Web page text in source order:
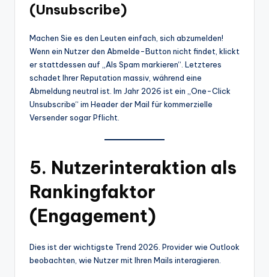
(Unsubscribe)
Machen Sie es den Leuten einfach, sich abzumelden!
Wenn ein Nutzer den Abmelde-Button nicht findet, klickt
er stattdessen auf „Als Spam markieren“. Letzteres
schadet Ihrer Reputation massiv, während eine
Abmeldung neutral ist. Im Jahr 2026 ist ein „One-Click
Unsubscribe“ im Header der Mail für kommerzielle
Versender sogar Pflicht.
5. Nutzerinteraktion als
Rankingfaktor
(Engagement)
Dies ist der wichtigste Trend 2026. Provider wie Outlook
beobachten, wie Nutzer mit Ihren Mails interagieren.